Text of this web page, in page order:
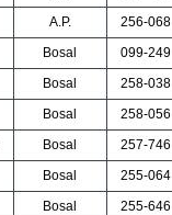
A.P. 256-068
Bosal 099-249
Bosal 258-038
Bosal 258-056
Bosal 257-746
Bosal 255-064
Bosal 255-646